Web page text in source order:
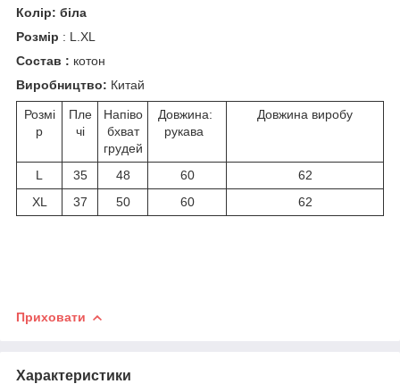
Колір: біла
Розмір : L.XL
Состав : котон
Виробництво: Китай
Розмі
р
Пле
чі
Напіво
бхват
грудей
Довжина:
рукава
Довжина виробу
L 35 48 60
62
XL
37 50 60 62
Приховати
Характеристики